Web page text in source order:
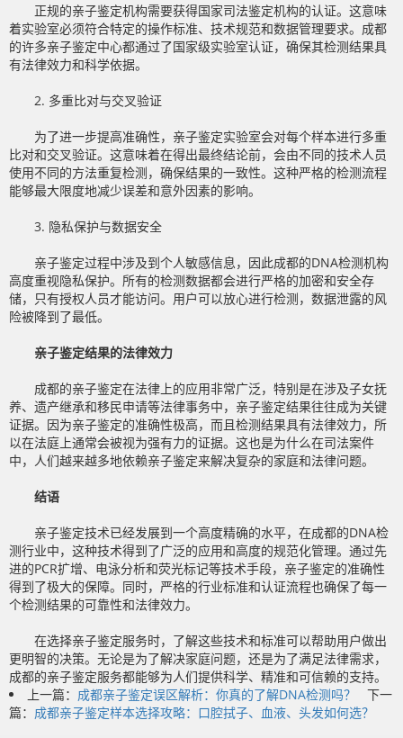
正规的亲子鉴定机构需要获得国家司法鉴定机构的认证。这意味
着实验室必须符合特定的操作标准、技术规范和数据管理要求。成都
的许多亲子鉴定中心都通过了国家级实验室认证，确保其检测结果具
有法律效力和科学依据。
2. 多重比对与交叉验证
为了进一步提高准确性，亲子鉴定实验室会对每个样本进行多重
比对和交叉验证。这意味着在得出最终结论前，会由不同的技术人员
使用不同的方法重复检测，确保结果的一致性。这种严格的检测流程
能够最大限度地减少误差和意外因素的影响。
3. 隐私保护与数据安全
亲子鉴定过程中涉及到个人敏感信息，因此成都的DNA检测机构
高度重视隐私保护。所有的检测数据都会进行严格的加密和安全存
储，只有授权人员才能访问。用户可以放心进行检测，数据泄露的风
险被降到了最低。
亲子鉴定结果的法律效力
成都的亲子鉴定在法律上的应用非常广泛，特别是在涉及子女抚
养、遗产继承和移民申请等法律事务中，亲子鉴定结果往往成为关键
证据。因为亲子鉴定的准确性极高，而且检测结果具有法律效力，所
以在法庭上通常会被视为强有力的证据。这也是为什么在司法案件
中，人们越来越多地依赖亲子鉴定来解决复杂的家庭和法律问题。
结语
亲子鉴定技术已经发展到一个高度精确的水平，在成都的DNA检
测行业中，这种技术得到了广泛的应用和高度的规范化管理。通过先
进的PCR扩增、电泳分析和荧光标记等技术手段，亲子鉴定的准确性
得到了极大的保障。同时，严格的行业标准和认证流程也确保了每一
个检测结果的可靠性和法律效力。
在选择亲子鉴定服务时，了解这些技术和标准可以帮助用户做出
更明智的决策。无论是为了解决家庭问题，还是为了满足法律需求，
成都的亲子鉴定服务都能够为人们提供科学、精准和可信赖的支持。
上一篇： 成都亲子鉴定误区解析：你真的了解DNA检测吗？
下一
篇： 成都亲子鉴定样本选择攻略：口腔拭子、血液、头发如何选？